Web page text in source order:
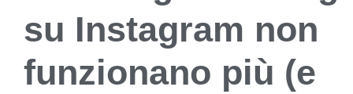
su Instagram non
funzionano più (e